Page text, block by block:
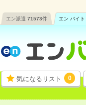
エン派遣 71573件 エン バイト
気になるリスト 0